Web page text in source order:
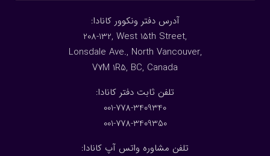
:آدرس دفتر ونکوور کانادا
208-132, West 15th Street,
Lonsdale Ave., North Vancouver,
V7M 1R5, BC, Canada
:تلفن ثابت دفتر کانادا
001-778-3409340
001-778-3409350
تلفن مشاوره واتس آپ کانادا: